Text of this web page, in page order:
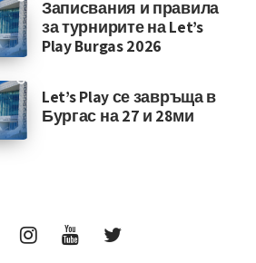
Записвания и правила
за турнирите на Let’s
Play Burgas 2026
Let’s Play се завръща в
Бургас на 27 и 28ми